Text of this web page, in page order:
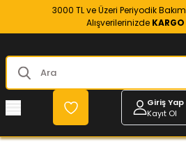
3000 TL ve Üzeri Periyodik
Alışverilerinizde
Giriş Yap
Kayıt Ol